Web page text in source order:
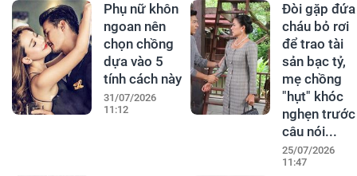
Phụ nữ khôn
ngoan nên
chọn chồng
dựa vào 5
tính cách này
31/07/2026
11:12
Đòi gặp đứa
cháu bỏ rơi
để trao tài
sản bạc tỷ,
mẹ chồng
"hụt" khóc
nghẹn trước
câu nói...
25/07/2026
11:47